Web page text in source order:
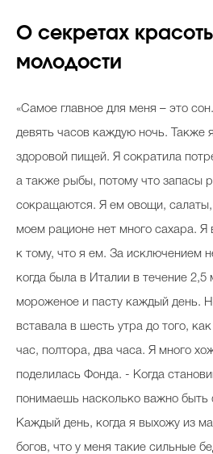
О секретах
молодости
«Самое главное для меня – это
девять часов каждую ночь. Также
здоровой пищей. Я сократила
а также рыбы, потому что запасы
сокращаются. Я ем овощи,
моем рационе нет много сахара. Я
к тому, что я ем. За исключением
когда была в Италии в течение 2,5
мороженое и пасту каждый день.
вставала в шесть утра до того,
час, полтора, два часа. Я много
поделилась Фонда. - Когда
понимаешь насколько важно быть
Каждый день, когда я выхожу из
богов, что у меня такие сильные